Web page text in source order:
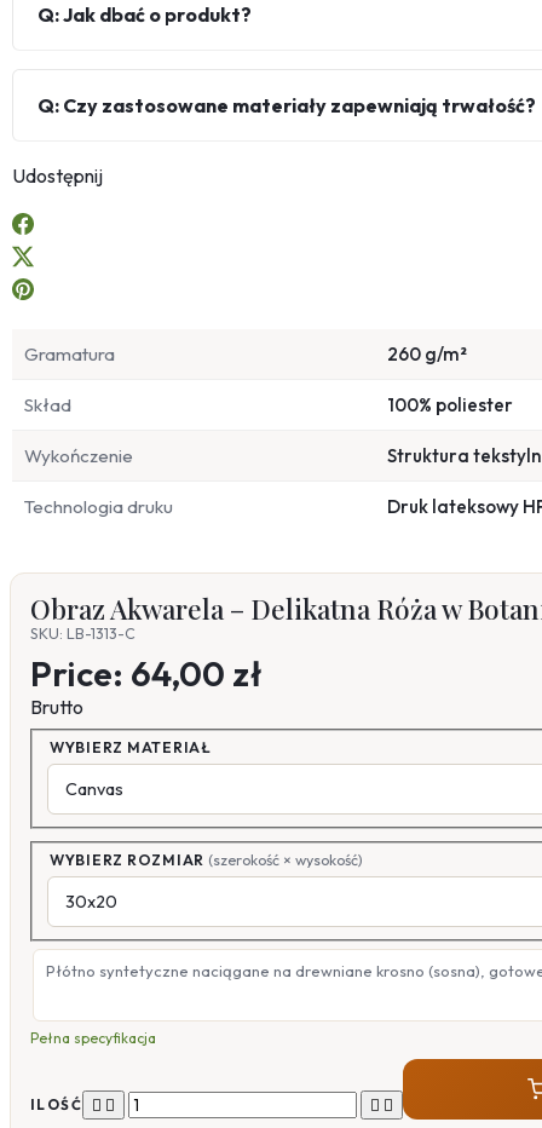
Q: Jak dbać o produkt?
Q: Czy zastosowane materiały zapewniają trwałość?
Udostępnij
Gramatura 260 g/m²
Skład 100% poliester
Wykończenie Struktura
Technologia druku Druk lateksowy
Obraz Akwarela – Delikatna Róża w
SKU: LB-1313-C
Price: 64,00 zł
Brutto
WYBIERZ MATERIAŁ
WYBIERZ ROZMIAR (szerokość × wysokość)
Płótno syntetyczne naciągane na drewniane krosno (sosna),
Pełna specyfikacja
ILOŚĆ    